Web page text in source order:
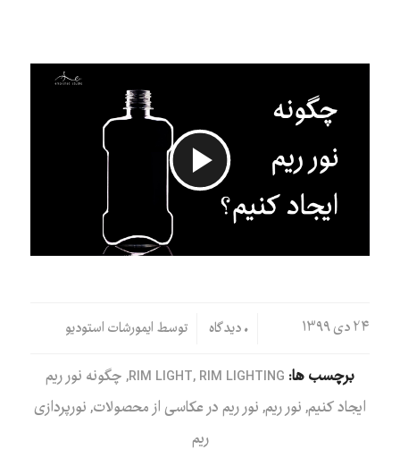
پخش
ویدیو
۲۴ دی ۱۳۹۹ / ۰ دیدگاه توسط ایمورشات استودیو
برچسب ها: RIM LIGHT,RIM LIGHTING
,چگونه نور ریم
ایجاد کنیم,نور ریم,نور ریم در عکاسی از محصولات,نورپردازی
ریم